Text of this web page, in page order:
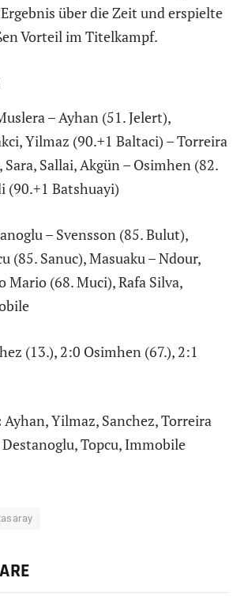
über die Zeit und erspielte
Vorteil im Titelkampf.
– Ayhan (51. Jelert),
Yilmaz (90.+1 Baltaci) – Torreira
Sallai, Akgün – Osimhen (82.
(90.+1 Batshuayi)
– Svensson (85. Bulut),
(85. Sanuc), Masuaku – Ndour,
Mario (68. Muci), Rafa Silva,
(13.), 2:0 Osimhen (67.), 2:1
Ayhan, Yilmaz, Sanchez, Torreira
Destanoglu, Topcu, Immobile